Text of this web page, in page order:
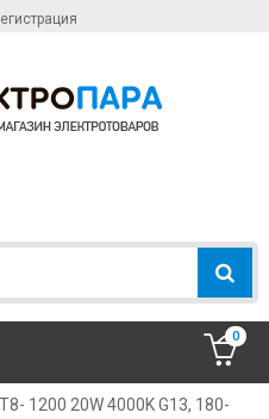
0
T8- 1200 20W 4000K G13, 180-